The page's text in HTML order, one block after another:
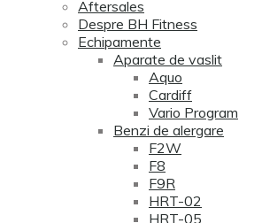
Aftersales
Despre BH Fitness
Echipamente
Aparate de vaslit
Aquo
Cardiff
Vario Program
Benzi de alergare
F2W
F8
F9R
HRT-02
HRT-05